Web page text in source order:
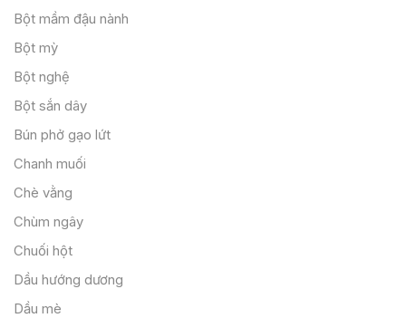
Bột mầm đậu nành
Bột mỳ
Bột nghệ
Bột sắn dây
Bún phở gạo lứt
Chanh muối
Chè vằng
Chùm ngây
Chuối hột
Dầu hướng dương
Dầu mè